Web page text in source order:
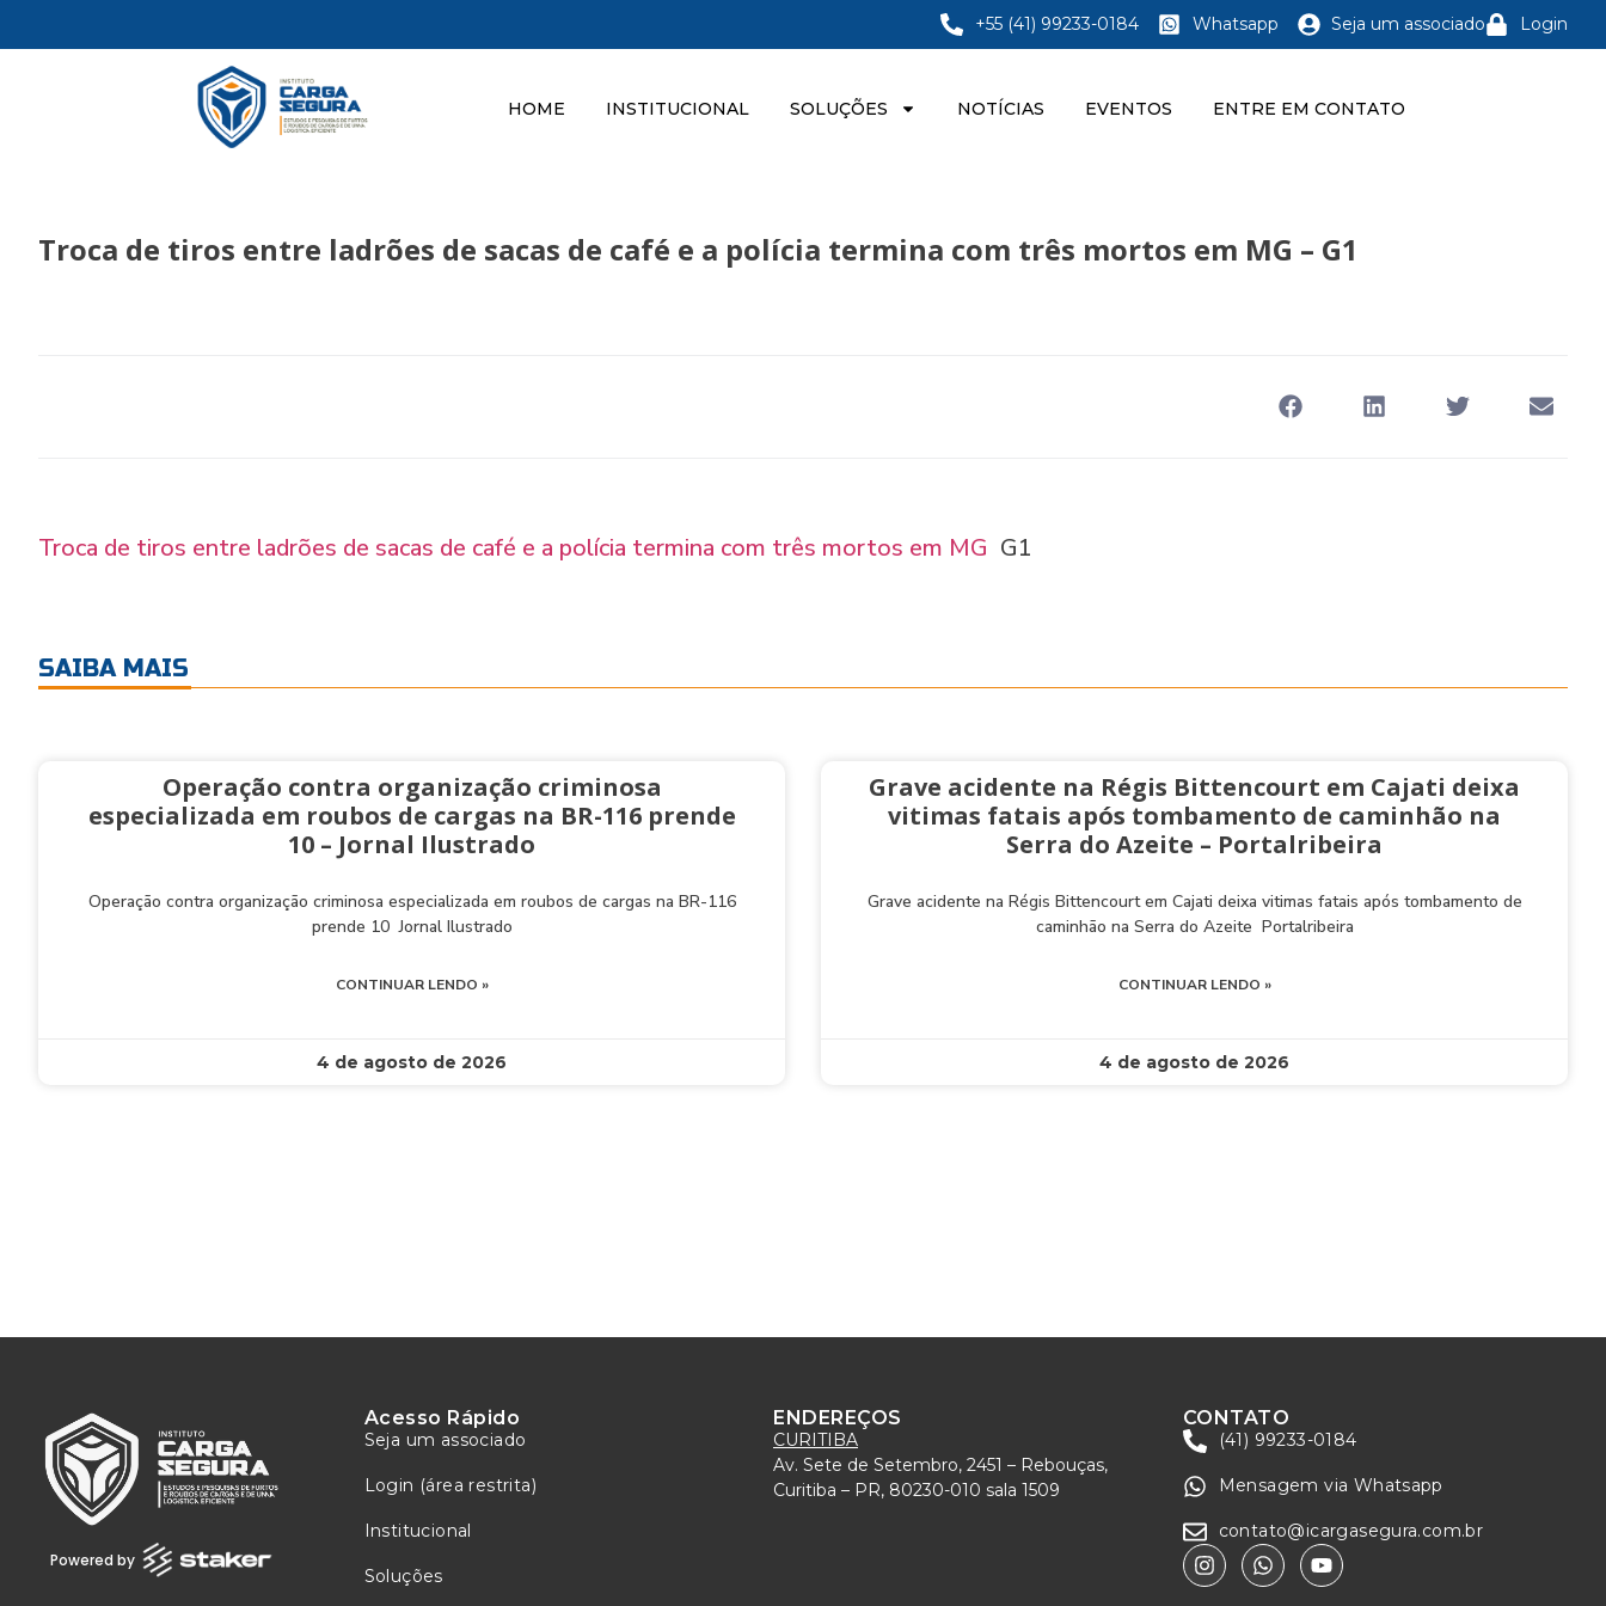
+55 (41) 99233-0184 Whatsapp Seja um associado Login
HOME INSTITUCIONAL SOLUÇÕES NOTÍCIAS EVENTOS ENTRE EM CONTATO
Troca de tiros entre ladrões de sacas de café e a polícia termina com três mortos em MG – G1
Troca de tiros entre ladrões de sacas de café e a polícia termina com três mortos em MG G1
SAIBA MAIS
Operação contra organização criminosa
especializada em roubos de cargas na BR-116 prende
10 – Jornal Ilustrado
Operação contra organização criminosa especializada em roubos de cargas na BR-116
prende 10 Jornal Ilustrado
CONTINUAR LENDO »
4 de agosto de 2026
Grave acidente na Régis Bittencourt em Cajati deixa
vitimas fatais após tombamento de caminhão na
Serra do Azeite – Portalribeira
Grave acidente na Régis Bittencourt em Cajati deixa vitimas fatais após tombamento de
caminhão na Serra do Azeite Portalribeira
CONTINUAR LENDO »
4 de agosto de 2026
Powered by
Acesso Rápido
Seja um associado
Login (área restrita)
Institucional
Soluções
ENDEREÇOS
CURITIBA
Av. Sete de Setembro, 2451 – Rebouças,
Curitiba – PR, 80230-010 sala 1509
CONTATO
(41) 99233-0184
Mensagem via Whatsapp
contato@icargasegura.com.br